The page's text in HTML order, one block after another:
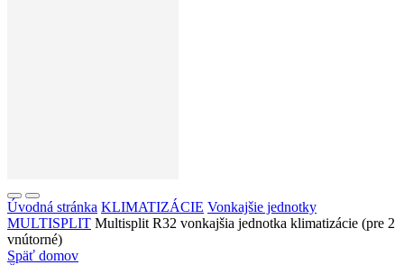
Úvodná stránka KLIMATIZÁCIE Vonkajšie jednotky
MULTISPLIT Multisplit R32 vonkajšia jednotka klimatizácie (pre 2
vnútorné)
Späť domov